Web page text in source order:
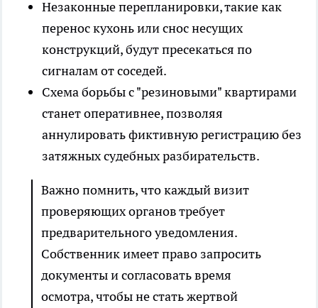
Незаконные перепланировки, такие как
перенос кухонь или снос несущих
конструкций, будут пресекаться по
сигналам от соседей.
Схема борьбы с "резиновыми" квартирами
станет оперативнее, позволяя
аннулировать фиктивную регистрацию без
затяжных судебных разбирательств.
Важно помнить, что каждый визит
проверяющих органов требует
предварительного уведомления.
Собственник имеет право запросить
документы и согласовать время
осмотра, чтобы не стать жертвой